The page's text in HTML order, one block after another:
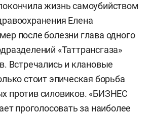
жизнь самоубийством
Елена
после болезни глава одного
«Таттрансгаза»
Встречались и клановые
стоит эпическая борьба
против силовиков. «БИЗНЕС
проголосовать за наиболее